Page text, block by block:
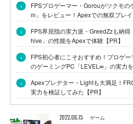
›
FPSプロゲーマー・Gorouがツクモの
m」をレビュー！Apexでの無双プレイ
›
FPS界屈指の実力派・GreedZzも納
hive」の性能をApexで体験【PR】
›
FPS初心者にこそおすすめ！プロゲ
のゲーミングPC「LEVEL∞」の実力
›
Apexプレデター・Lightも大満足！
実力を検証してみた【PR】
2022.06.15 ゲーム